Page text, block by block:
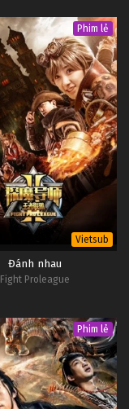
Phim lẻ
Vietsub
Đánh nhau
Fight Proleague
Phim lẻ